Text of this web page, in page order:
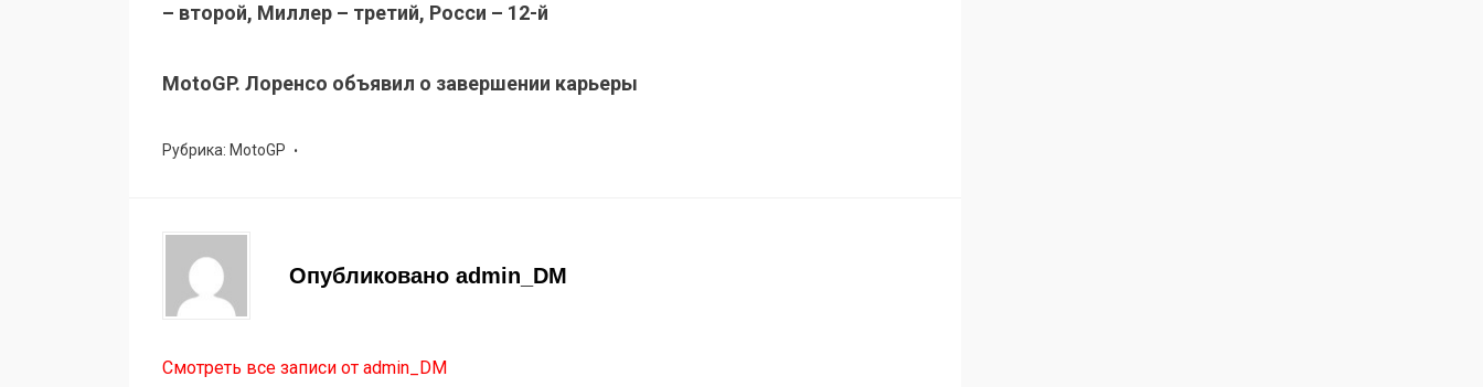
– второй, Миллер – третий, Росси – 12-й
MotoGP. Лоренсо объявил о завершении карьеры
Рубрика: MotoGP
Опубликовано admin_DM
Смотреть все записи от admin_DM